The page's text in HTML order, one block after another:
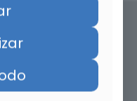
el baño en